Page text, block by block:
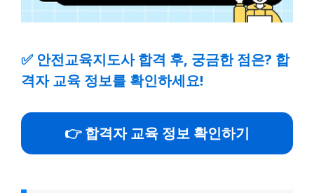
✅ 안전교육지도사 합격 후, 궁금한 점은? 합
격자 교육 정보를 확인하세요!
👉 합격자 교육 정보 확인하기